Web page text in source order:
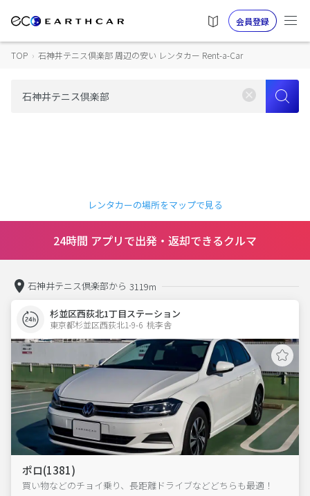
会員登録
TOP › 石神井テニス倶楽部 周辺の安い レンタカー Rent-a-Car
レンタカーの場所をマップで見る
24時間 アプリで出発・返却できるクルマ
石神井テニス倶楽部から 3119m
杉並区西荻北1丁目ステーション
東京都杉並区西荻北1-9-6  桃李舎
ポロ(1381)
買い物などのチョイ乗り、長距離ドライブなどどちらも最適！